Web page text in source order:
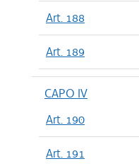
Art. 188
Art. 189
CAPO IV
Art. 190
Art. 191